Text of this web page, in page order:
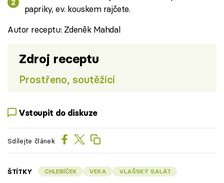
papriky, ev. kouskem rajčete.
Autor receptu: Zdeněk Mahdal
Zdroj receptu
Prostřeno, soutěžící
Vstoupit do diskuze
Sdílejte článek
ŠTÍTKY CHLEBÍČEK VEKA VLAŠSKÝ SALÁT